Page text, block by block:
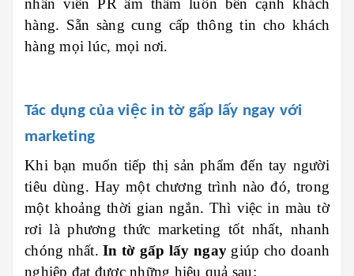
hàng. Sẵn sàng cung cấp thông tin cho khách
hàng mọi lúc, mọi nơi.
Tác dụng của việc in tờ gấp lấy ngay với
marketing
Khi bạn muốn tiếp thị sản phẩm đến tay người
tiêu dùng. Hay một chương trình nào đó, trong
một khoảng thời gian ngắn. Thì việc in màu tờ
rơi là phương thức marketing tốt nhất, nhanh
chóng nhất.In tờ gấp lấy ngay giúp cho doanh
nghiệp đạt được những hiệu quả sau: